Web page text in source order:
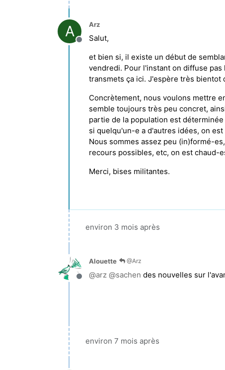
A
Hors-ligne
Arz
Salut,
et bien si, il existe un début de
vendredi. Pour l'instant on diffuse
transmets ça ici. J'espère très bientot
Concrètement, nous voulons mettre
semble toujours très peu concret,
partie de la population est
si quelqu'un-e a d'autres idées, on
Nous sommes assez peu (in)formé-
recours possibles, etc, on est chaud-
Merci, bises militantes.
environ 3 mois après
Hors-ligne
Alouette @Arz
@arz @sachen des nouvelles sur
environ 7 mois après